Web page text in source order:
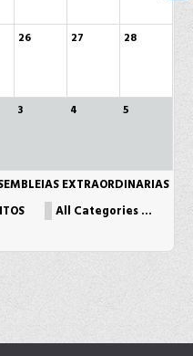
26 27 28
3 4 5
EXTRAORDINARIAS
All Categories ...